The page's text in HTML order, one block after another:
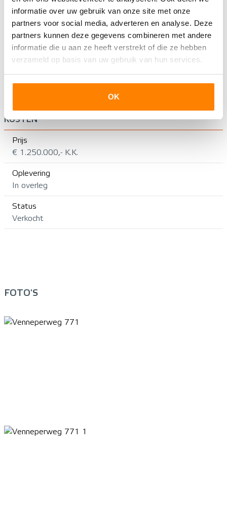
informatie over uw gebruik van onze site met onze
partners voor social media, adverteren en analyse. Deze
partners kunnen deze gegevens combineren met andere
informatie die u aan ze heeft verstrekt of die ze hebben
verzameld op basis van uw gebruik van hun services.
OK
Achtertuin, Voortuin, ZIJTUIN
Tuinligging
Noordoost
Perceeloppervlakte
KOSTEN
Prijs
€ 1.250.000,- K.K.
Oplevering
In overleg
Status
Verkocht
FOTO'S